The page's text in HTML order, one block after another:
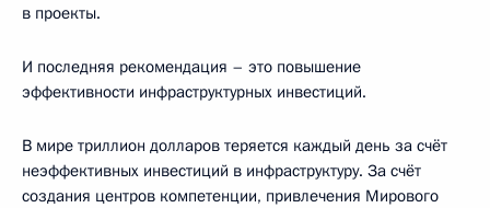
в проекты.
И последняя рекомендация – это повышение
эффективности инфраструктурных инвестиций.
В мире триллион долларов теряется каждый день за счёт
неэффективных инвестиций в инфраструктуру. За счёт
создания центров компетенции, привлечения Мирового